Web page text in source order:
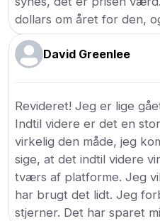
dollars om året for den,
David Greenlee
Revideret! Jeg er lige
Indtil videre er det en
virkelig den måde, jeg
sige, at det indtil videre
tværs af platforme. Jeg
har brugt det lidt. Jeg
stjerner. Det har sparet